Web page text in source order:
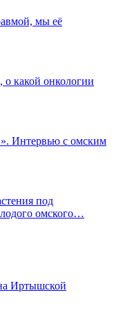
мы её
какой онкологии
Интервью с омским
под
омского…
Иртышской